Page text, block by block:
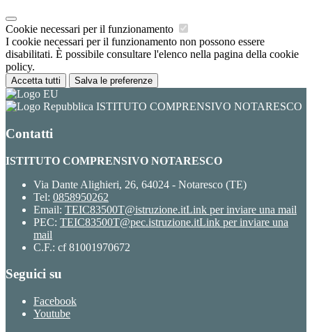
Cookie necessari per il funzionamento
I cookie necessari per il funzionamento non possono essere
disabilitati. È possibile consultare l'elenco nella pagina della cookie
policy.
Accetta tutti Salva le preferenze
ISTITUTO COMPRENSIVO NOTARESCO
Contatti
ISTITUTO COMPRENSIVO NOTARESCO
Via Dante Alighieri, 26, 64024 - Notaresco (TE)
Tel: 0858950262
Email: TEIC83500T@istruzione.itLink per inviare una mail
PEC: TEIC83500T@pec.istruzione.itLink per inviare una
mail
C.F.: cf 81001970672
Seguici su
Facebook
Youtube